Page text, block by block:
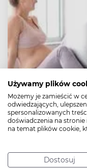
Używamy plików
Możemy je zamieścić w
odwiedzających,
spersonalizowanych
doświadczenia na
na temat plików cookie,
Dostosuj
33. tydzień ciąży
Ósmy miesiąc
tygodni, za cztery
Dziecko
toalety, nasilają się.